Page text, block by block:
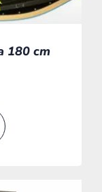
180 cm